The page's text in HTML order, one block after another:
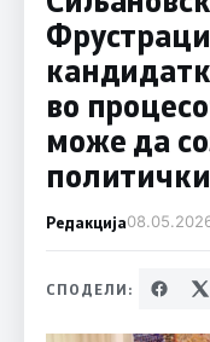
во
може да
Редакција
СПОДЕЛИ: